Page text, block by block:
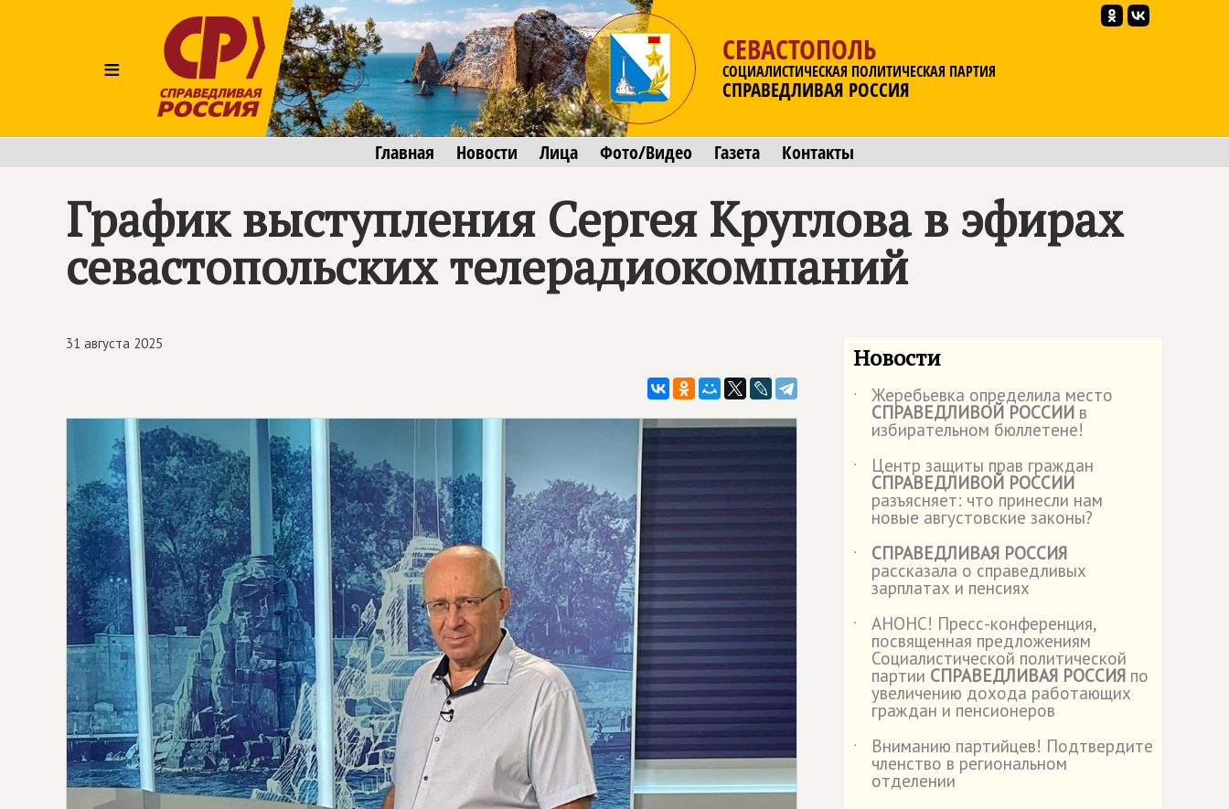
≡
СЕВАСТОПОЛЬ
СОЦИАЛИСТИЧЕСКАЯ ПОЛИТИЧЕСКАЯ ПАРТИЯ
СПРАВЕДЛИВАЯ РОССИЯ
Главная Новости Лица Фото/Видео Газета Контакты
График выступления Сергея Круглова в эфирах
севастопольских телерадиокомпаний
31 августа 2025 Новости
˙ Жеребьевка определила место
СПРАВЕДЛИВОЙ РОССИИ в
избирательном бюллетене!
˙
Центр защиты прав граждан
СПРАВЕДЛИВОЙ РОССИИ
разъясняет: что принесли нам
новые августовские законы?
˙
СПРАВЕДЛИВАЯ РОССИЯ
рассказала о справедливых
зарплатах и пенсиях
˙
АНОНС! Пресс-конференция,
посвященная предложениям
Социалистической политической
партии СПРАВЕДЛИВАЯ РОССИЯ по
увеличению дохода работающих
граждан и пенсионеров
˙
Вниманию партийцев! Подтвердите
членство в региональном
отделении